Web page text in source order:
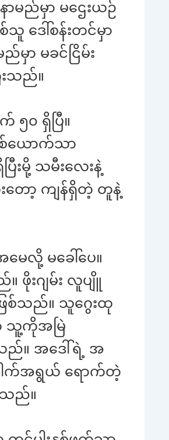
မည်မှာ မဌေးယဉ်
သူ ဒေါ်စန်းတင်မှာ
ာ မခင်ငြိမ်း
သည်။
၅၀ ရှိပြီ။
ယောက်သာ
းမို့ သမီးလေးနဲ့
ော့ ကျန်ရှိတဲ့ တူနဲ့
ေလို့ မခေါ်ပေ။
ဖိုးဂျမ်း လူပျိူ
စ်သည်။ သူဂွေးထု
သူ့ကိုအမြဲ
ည်။ အဒေါ်ရဲ့ အ
ါက်အရွယ် ရောက်တဲ့
သည်။